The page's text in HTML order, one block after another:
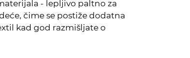
- lepljivo paltno za
čime se postiže dodatna
kad god razmišljate o